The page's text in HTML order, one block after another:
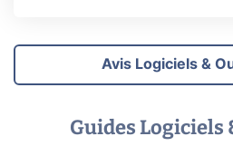
Avis Logiciels &
Guides Logiciels